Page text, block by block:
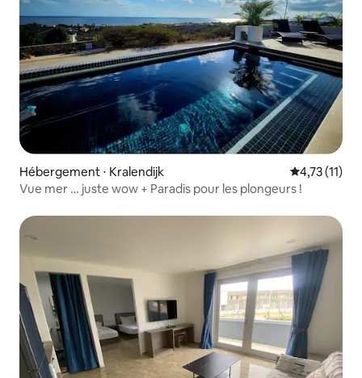
Hébergement ⋅ Kralendijk Évaluation
4,73 (11)
Vue mer … juste wow + Paradis pour les plongeurs !